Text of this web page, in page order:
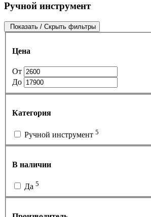
Ручной инструмент
Показать / Скрыть фильтры
Цена
От
До
Категория
Ручной инструмент 5
В наличии
Да 5